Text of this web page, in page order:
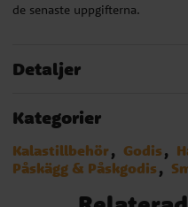
de senaste uppgifterna.
Detaljer
Kategorier
Kalastillbehör Godis
Påskägg & Påskgodis